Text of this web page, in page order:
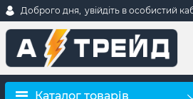
Доброго дня, увійдіть в особистий
Каталог товарів